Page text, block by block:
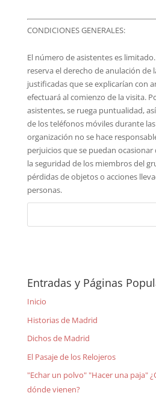
CONDICIONES GENERALES:
El número de asistentes es
reserva el derecho de anulación de
justificadas que se explicarían con
efectuará al comienzo de la visita.
asistentes, se ruega puntualidad,
de los teléfonos móviles durante
organización no se hace
perjuicios que se puedan
la seguridad de los miembros del
pérdidas de objetos o acciones
personas.
Entradas y Páginas
Inicio
Historias de Madrid
Dichos de Madrid
El Pasaje de los Relojeros
"Echar un polvo" "Hacer una paja"
dónde vienen?